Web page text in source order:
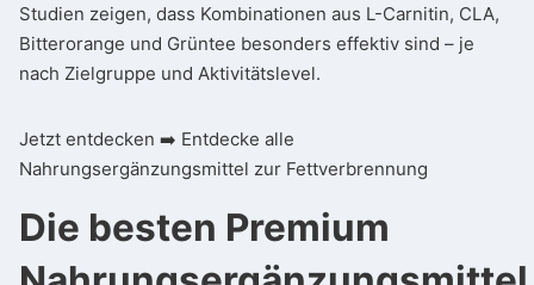
Studien zeigen, dass Kombinationen aus L-Carnitin, CLA,
Bitterorange und Grüntee besonders effektiv sind – je
nach Zielgruppe und Aktivitätslevel.
Jetzt entdecken ➡️ Entdecke alle
Nahrungsergänzungsmittel zur Fettverbrennung
Die besten Premium